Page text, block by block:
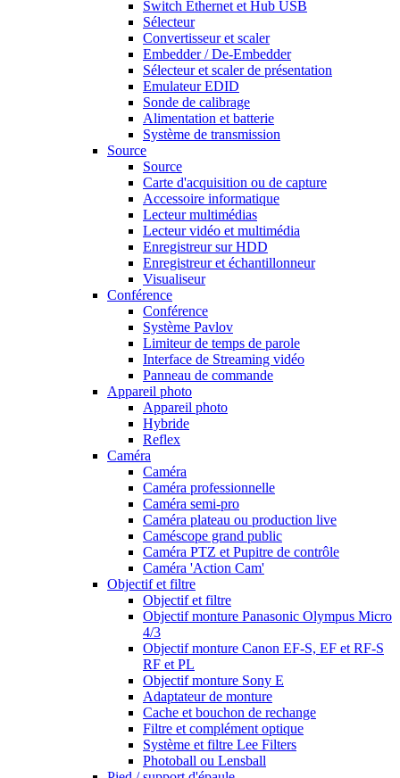
Switch Ethernet et Hub USB
Sélecteur
Convertisseur et scaler
Embedder / De-Embedder
Sélecteur et scaler de présentation
Emulateur EDID
Sonde de calibrage
Alimentation et batterie
Système de transmission
Source
Source
Carte d'acquisition ou de capture
Accessoire informatique
Lecteur multimédias
Lecteur vidéo et multimédia
Enregistreur sur HDD
Enregistreur et échantillonneur
Visualiseur
Conférence
Conférence
Système Pavlov
Limiteur de temps de parole
Interface de Streaming vidéo
Panneau de commande
Appareil photo
Appareil photo
Hybride
Reflex
Caméra
Caméra
Caméra professionnelle
Caméra semi-pro
Caméra plateau ou production live
Caméscope grand public
Caméra PTZ et Pupitre de contrôle
Caméra 'Action Cam'
Objectif et filtre
Objectif et filtre
Objectif monture Panasonic Olympus Micro
4/3
Objectif monture Canon EF-S, EF et RF-S
RF et PL
Objectif monture Sony E
Adaptateur de monture
Cache et bouchon de rechange
Filtre et complément optique
Système et filtre Lee Filters
Photoball ou Lensball